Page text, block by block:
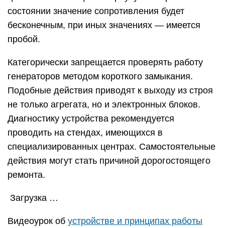
состоянии значение сопротивления будет
бесконечным, при иных значениях — имеется
пробой.
Категорически запрещается проверять работу
генераторов методом короткого замыкания.
Подобные действия приводят к выходу из строя
не только агрегата, но и электронных блоков.
Диагностику устройства рекомендуется
проводить на стендах, имеющихся в
специализированных центрах. Самостоятельные
действия могут стать причиной дорогостоящего
ремонта.
Загрузка …
Видеоурок об устройстве и принципах работы